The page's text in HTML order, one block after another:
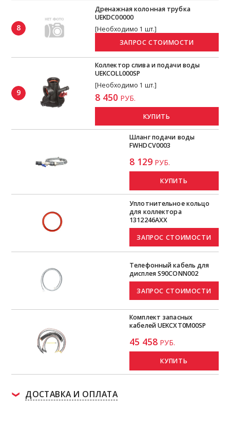
8
Дренажная колонная трубка
UEKDC00000
[Необходимо 1 шт.]
9
Коллектор слива и подачи воды
UEKCOLL000SP
[Необходимо 1 шт.]
8 450 РУБ.
КУПИТЬ
Шланг подачи воды
FWHDCV0003
8 129 РУБ.
КУПИТЬ
Уплотнительное кольцо
для коллектора
1312246AXX
Телефонный кабель для
дисплея S90CONN002
Комплект запасных
кабелей UEKCXT0M00SP
45 458 РУБ.
КУПИТЬ
ДОСТАВКА И ОПЛАТА